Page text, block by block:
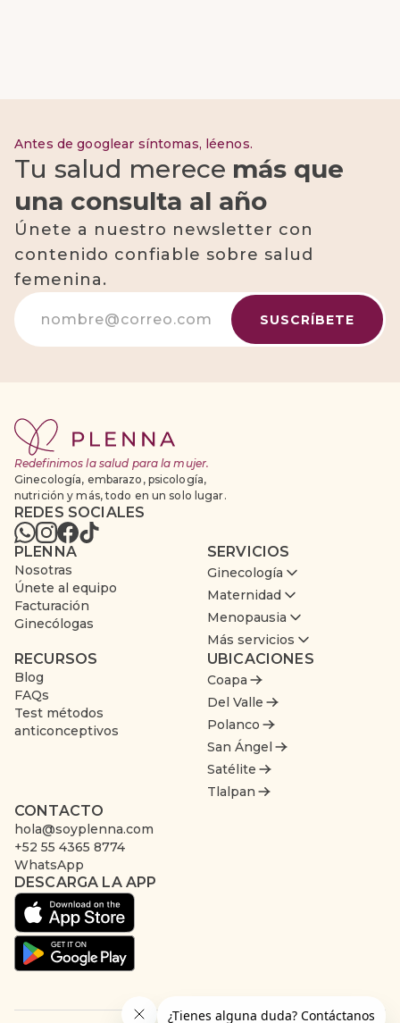
Antes de googlear síntomas, léenos.
Tu salud merece más que
una consulta al año
Únete a nuestro newsletter con
contenido confiable sobre salud
femenina.
Redefinimos la salud para la mujer.
Ginecología, embarazo, psicología,
nutrición y más, todo en un solo lugar.
REDES SOCIALES
PLENNA
Nosotras
Únete al equipo
Facturación
Ginecólogas
SERVICIOS
Ginecología
Maternidad
Menopausia
Más servicios
RECURSOS
Blog
FAQs
Test métodos
anticonceptivos
UBICACIONES
Coapa
Del Valle
Polanco
San Ángel
Satélite
Tlalpan
CONTACTO
hola@soyplenna.com
+52 55 4365 8774
WhatsApp
DESCARGA LA APP